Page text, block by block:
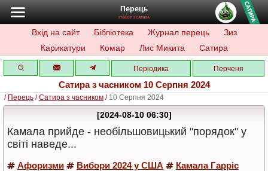
Перець
ГУМОР І САТИРА
Вхід на сайт Бібліотека Журнал перець
Зиз
Карикатури
Комар Лис Микита Сатира
Періодика Перченя
Сатира з часником 10 Серпня 2024
/ Перець /Сатира з часником / 10 Серпня 2024
[2024-08-10 06:30]
Камала прийде - необільшовицький "порядок" у
світі наведе...
Афоризми Вибори 2024 у США Камала Гарріс